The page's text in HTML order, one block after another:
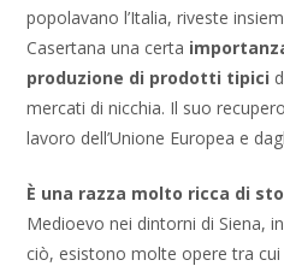
popolavano l’Italia, riveste
Casertana una certa
produzione di prodotti tipici
mercati di nicchia. Il suo
lavoro dell’Unione Europea e
È una razza molto ricca di
Medioevo nei dintorni di Siena,
ciò, esistono molte opere tra